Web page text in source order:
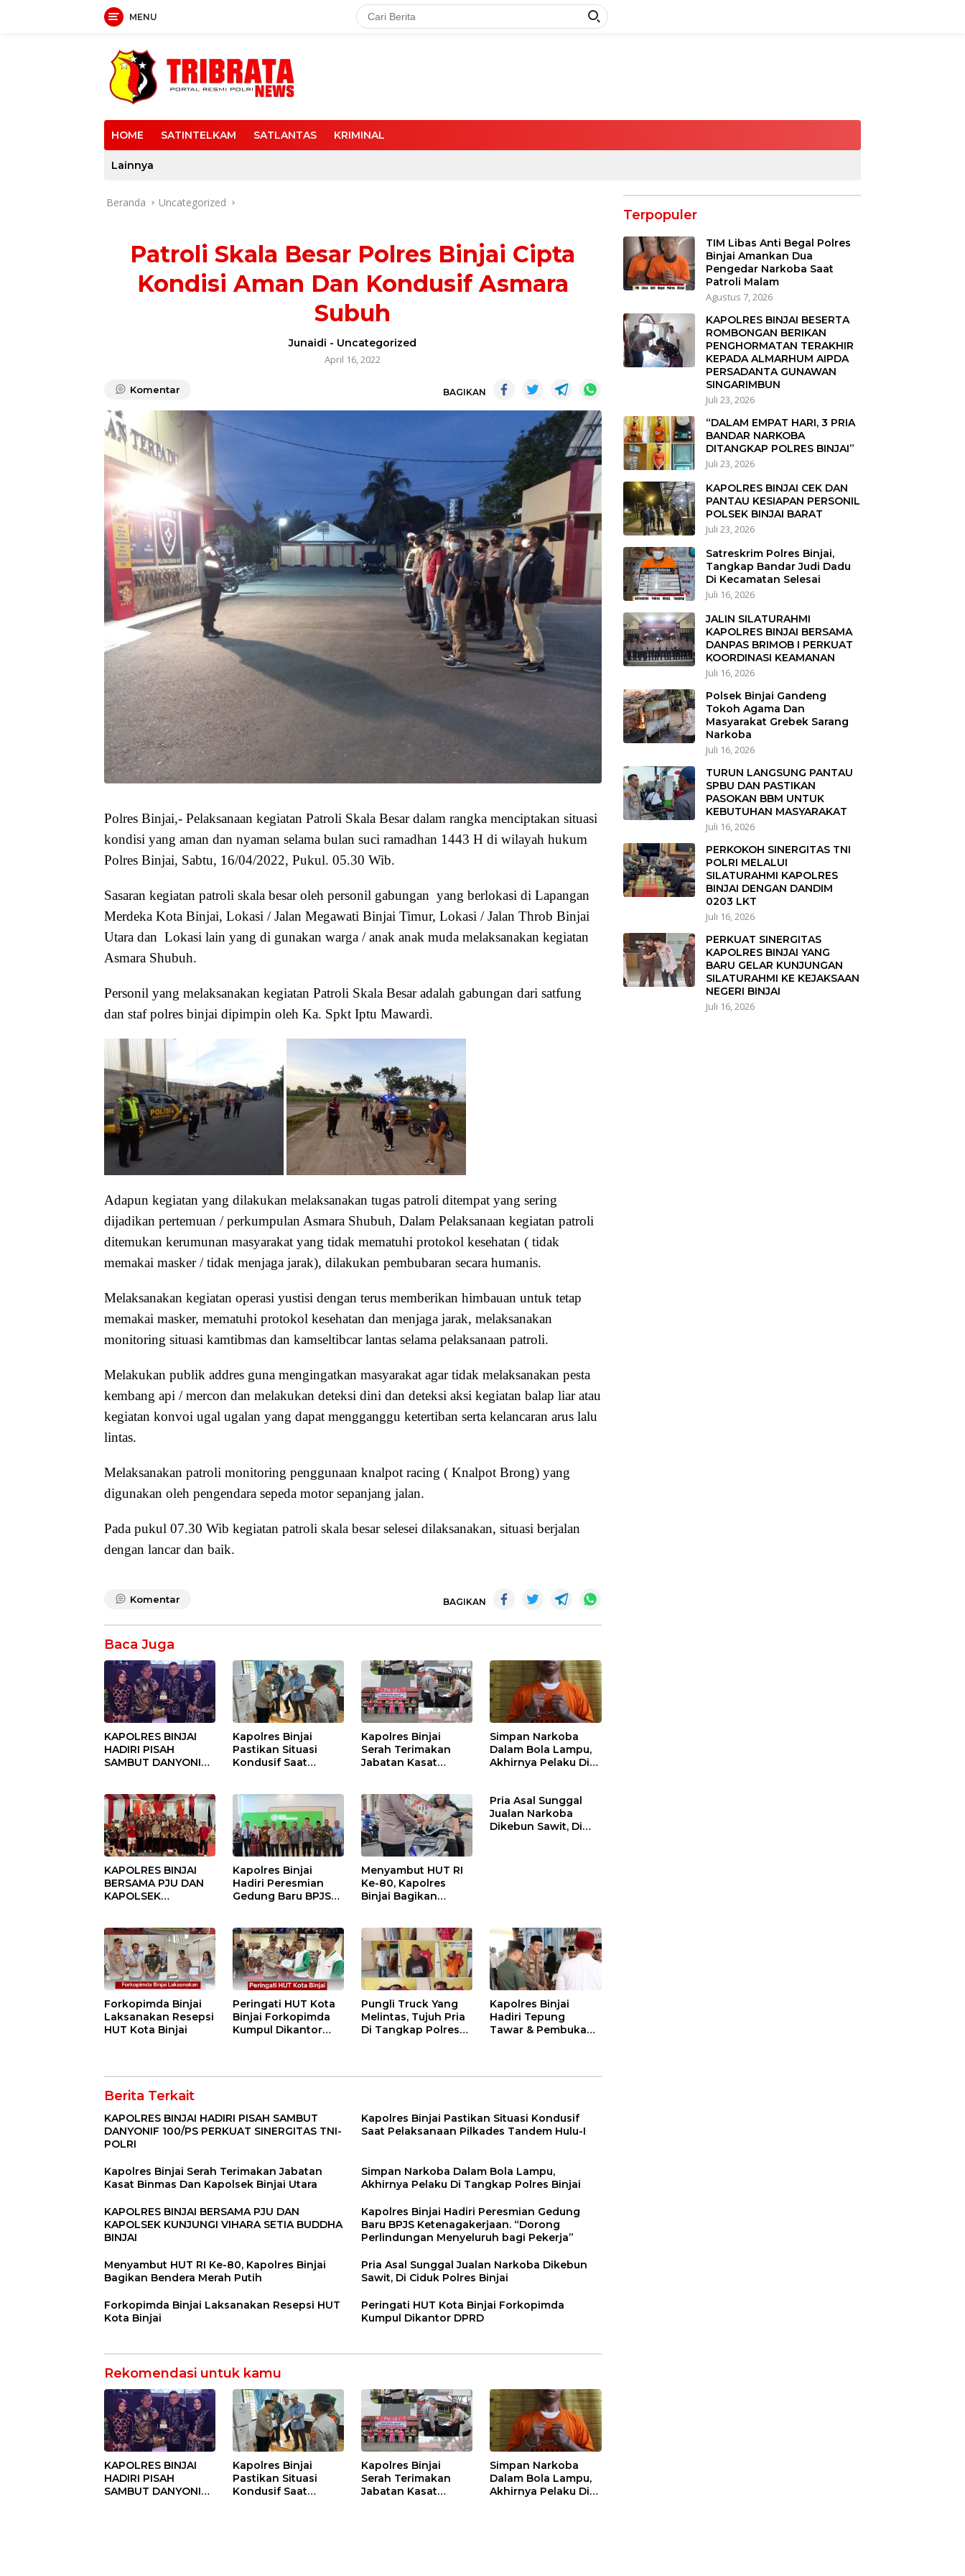
MENU
HOME SATINTELKAM SATLANTAS KRIMINAL
Lainnya
Beranda Uncategorized
Patroli Skala Besar Polres Binjai Cipta
Kondisi Aman Dan Kondusif Asmara
Subuh
Junaidi - Uncategorized
April 16, 2022
Komentar BAGIKAN
Polres Binjai,- Pelaksanaan kegiatan Patroli Skala Besar dalam rangka menciptakan situasi
kondisi yang aman dan nyaman selama bulan suci ramadhan 1443 H di wilayah hukum
Polres Binjai, Sabtu, 16/04/2022, Pukul. 05.30 Wib.
Sasaran kegiatan patroli skala besar oleh personil gabungan yang berlokasi di Lapangan
Merdeka Kota Binjai, Lokasi / Jalan Megawati Binjai Timur, Lokasi / Jalan Throb Binjai
Utara dan Lokasi lain yang di gunakan warga / anak anak muda melaksanakan kegiatan
Asmara Shubuh.
Personil yang melaksanakan kegiatan Patroli Skala Besar adalah gabungan dari satfung
dan staf polres binjai dipimpin oleh Ka. Spkt Iptu Mawardi.
Adapun kegiatan yang dilakukan melaksanakan tugas patroli ditempat yang sering
dijadikan pertemuan / perkumpulan Asmara Shubuh, Dalam Pelaksanaan kegiatan patroli
ditemukan kerumunan masyarakat yang tidak mematuhi protokol kesehatan ( tidak
memakai masker / tidak menjaga jarak), dilakukan pembubaran secara humanis.
Melaksanakan kegiatan operasi yustisi dengan terus memberikan himbauan untuk tetap
memakai masker, mematuhi protokol kesehatan dan menjaga jarak, melaksanakan
monitoring situasi kamtibmas dan kamseltibcar lantas selama pelaksanaan patroli.
Melakukan publik addres guna mengingatkan masyarakat agar tidak melaksanakan pesta
kembang api / mercon dan melakukan deteksi dini dan deteksi aksi kegiatan balap liar atau
kegiatan konvoi ugal ugalan yang dapat mengganggu ketertiban serta kelancaran arus lalu
lintas.
Melaksanakan patroli monitoring penggunaan knalpot racing ( Knalpot Brong) yang
digunakan oleh pengendara sepeda motor sepanjang jalan.
Pada pukul 07.30 Wib kegiatan patroli skala besar selesei dilaksanakan, situasi berjalan
dengan lancar dan baik.
Komentar BAGIKAN
Baca Juga
KAPOLRES BINJAI
HADIRI PISAH
SAMBUT DANYONIF
POLRI
Kapolres Binjai
Pastikan Situasi
Kondusif Saat
Kapolres Binjai
Serah Terimakan
Jabatan Kasat
Utara
Simpan Narkoba
Dalam Bola Lampu,
Akhirnya Pelaku Di
KAPOLRES BINJAI
BERSAMA PJU DAN
KAPOLSEK
BINJAI
Kapolres Binjai
Hadiri Peresmian
Gedung Baru BPJS
Perlindungan
Menyeluruh bagi
Pekerja”
Menyambut HUT RI
Ke-80, Kapolres
Binjai Bagikan
Pria Asal Sunggal
Jualan Narkoba
Dikebun Sawit, Di
Forkopimda Binjai
Laksanakan Resepsi
HUT Kota Binjai
Peringati HUT Kota
Binjai Forkopimda
Kumpul Dikantor
Pungli Truck Yang
Melintas, Tujuh Pria
Di Tangkap Polres
Kapolres Binjai
Hadiri Tepung
Tawar & Pembukaan
Berita Terkait
KAPOLRES BINJAI HADIRI PISAH SAMBUT
DANYONIF 100/PS PERKUAT SINERGITAS TNI-
POLRI
Kapolres Binjai Pastikan Situasi Kondusif
Saat Pelaksanaan Pilkades Tandem Hulu-I
Kapolres Binjai Serah Terimakan Jabatan
Kasat Binmas Dan Kapolsek Binjai Utara
Simpan Narkoba Dalam Bola Lampu,
Akhirnya Pelaku Di Tangkap Polres Binjai
KAPOLRES BINJAI BERSAMA PJU DAN
KAPOLSEK KUNJUNGI VIHARA SETIA BUDDHA
BINJAI
Kapolres Binjai Hadiri Peresmian Gedung
Baru BPJS Ketenagakerjaan. “Dorong
Perlindungan Menyeluruh bagi Pekerja”
Menyambut HUT RI Ke-80, Kapolres Binjai
Bagikan Bendera Merah Putih
Pria Asal Sunggal Jualan Narkoba Dikebun
Sawit, Di Ciduk Polres Binjai
Forkopimda Binjai Laksanakan Resepsi HUT
Kota Binjai
Peringati HUT Kota Binjai Forkopimda
Kumpul Dikantor DPRD
Rekomendasi untuk kamu
KAPOLRES BINJAI
HADIRI PISAH
SAMBUT DANYONIF
Kapolres Binjai
Pastikan Situasi
Kondusif Saat
Kapolres Binjai
Serah Terimakan
Jabatan Kasat
Simpan Narkoba
Dalam Bola Lampu,
Akhirnya Pelaku Di
Terpopuler
TIM Libas Anti Begal Polres
Binjai Amankan Dua
Pengedar Narkoba Saat
Patroli Malam
Agustus 7, 2026
KAPOLRES BINJAI BESERTA
ROMBONGAN BERIKAN
PENGHORMATAN TERAKHIR
KEPADA ALMARHUM AIPDA
PERSADANTA GUNAWAN
SINGARIMBUN
Juli 23, 2026
“DALAM EMPAT HARI, 3 PRIA
BANDAR NARKOBA
DITANGKAP POLRES BINJAI”
Juli 23, 2026
KAPOLRES BINJAI CEK DAN
PANTAU KESIAPAN PERSONIL
POLSEK BINJAI BARAT
Juli 23, 2026
Satreskrim Polres Binjai,
Tangkap Bandar Judi Dadu
Di Kecamatan Selesai
Juli 16, 2026
JALIN SILATURAHMI
KAPOLRES BINJAI BERSAMA
DANPAS BRIMOB I PERKUAT
KOORDINASI KEAMANAN
Juli 16, 2026
Polsek Binjai Gandeng
Tokoh Agama Dan
Masyarakat Grebek Sarang
Narkoba
Juli 16, 2026
TURUN LANGSUNG PANTAU
SPBU DAN PASTIKAN
PASOKAN BBM UNTUK
KEBUTUHAN MASYARAKAT
Juli 16, 2026
PERKOKOH SINERGITAS TNI
POLRI MELALUI
SILATURAHMI KAPOLRES
BINJAI DENGAN DANDIM
0203 LKT
Juli 16, 2026
PERKUAT SINERGITAS
KAPOLRES BINJAI YANG
BARU GELAR KUNJUNGAN
SILATURAHMI KE KEJAKSAAN
NEGERI BINJAI
Juli 16, 2026